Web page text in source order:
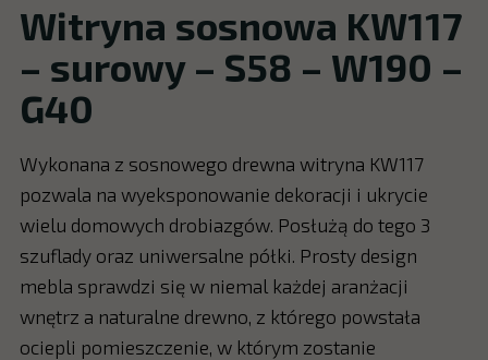
Witryna sosnowa KW117
– surowy – S58 – W190 –
G40
Wykonana z sosnowego drewna witryna KW117
pozwala na wyeksponowanie dekoracji i ukrycie
wielu domowych drobiazgów. Posłużą do tego 3
szuflady oraz uniwersalne półki. Prosty design
mebla sprawdzi się w niemal każdej aranżacji
wnętrz a naturalne drewno, z którego powstała
ociepli pomieszczenie, w którym zostanie